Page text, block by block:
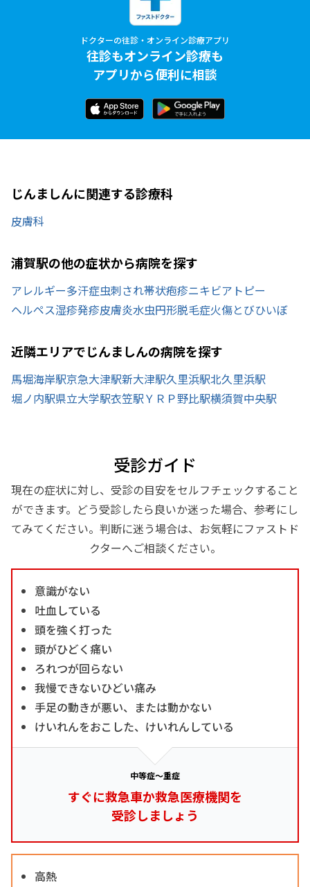
ドクターの往診・オンライン診療アプリ
往診もオンライン診療も
アプリから便利に相談
じんましんに関連する診療科
皮膚科
浦賀駅の他の症状から病院を探す
アレルギー多汗症虫刺され帯状疱疹ニキビアトピー
ヘルペス湿疹発疹皮膚炎水虫円形脱毛症火傷とびひいぼ
近隣エリアでじんましんの病院を探す
馬堀海岸駅京急大津駅新大津駅久里浜駅北久里浜駅
堀ノ内駅県立大学駅衣笠駅ＹＲＰ野比駅横須賀中央駅
受診ガイド
現在の症状に対し、受診の目安をセルフチェックすること
ができます。どう受診したら良いか迷った場合、参考にし
てみてください。判断に迷う場合は、お気軽にファストド
クターへご相談ください。
意識がない
吐血している
頭を強く打った
頭がひどく痛い
ろれつが回らない
我慢できないひどい痛み
手足の動きが悪い、または動かない
けいれんをおこした、けいれんしている
中等症～重症
すぐに救急車か救急医療機関を
受診しましょう
高熱